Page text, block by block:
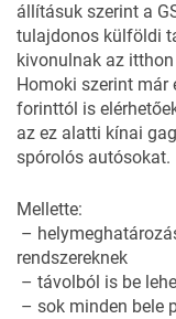
állításuk szerint a
tulajdonos külföldi
kivonulnak az
Homoki szerint már
forinttól is
az ez alatti kínai
spórolós autósokat.
Mellette:
–
rendszereknek
– távolból is be
– sok minden bele